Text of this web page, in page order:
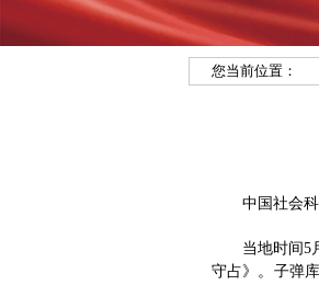
您当前位置：
中国社会
当地时间5
守占》。子弹